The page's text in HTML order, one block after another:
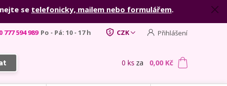
se telefonicky, mailem nebo formulářem.
CZK Přihlášení
777 594 989 Po - Pá: 10 - 17 h
0 ks za 0,00 Kč